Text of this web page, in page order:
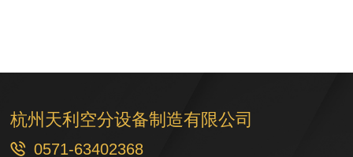
杭州天利空分设备制造有限公司
 0571-63402368